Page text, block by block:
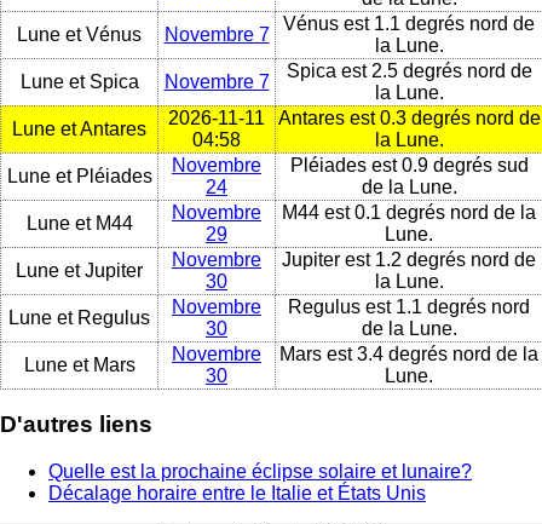
Lune et Vénus
Novembre 7
Vénus est 1.1 degrés nord de
la Lune.
Lune et Spica
Novembre 7
Spica est 2.5 degrés nord de
la Lune.
Lune et Antares
2026-11-11
04:58
Antares est 0.3 degrés nord de
la Lune.
Lune et Pléiades
Novembre
24
Pléiades est 0.9 degrés sud
de la Lune.
Lune et M44
Novembre
29
M44 est 0.1 degrés nord de la
Lune.
Lune et Jupiter
Novembre
30
Jupiter est 1.2 degrés nord de
la Lune.
Lune et Regulus
Novembre
30
Regulus est 1.1 degrés nord
de la Lune.
Lune et Mars
Novembre
30
Mars est 3.4 degrés nord de la
Lune.
D'autres liens
Quelle est la prochaine éclipse solaire et lunaire?
Décalage horaire entre le Italie et États Unis